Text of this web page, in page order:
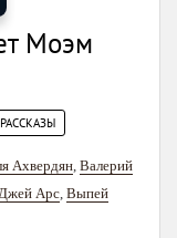
Моэм
РАССКАЗЫ
Ахвердян, Валерий
Арс, Выпей